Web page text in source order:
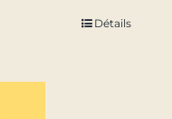
Détails